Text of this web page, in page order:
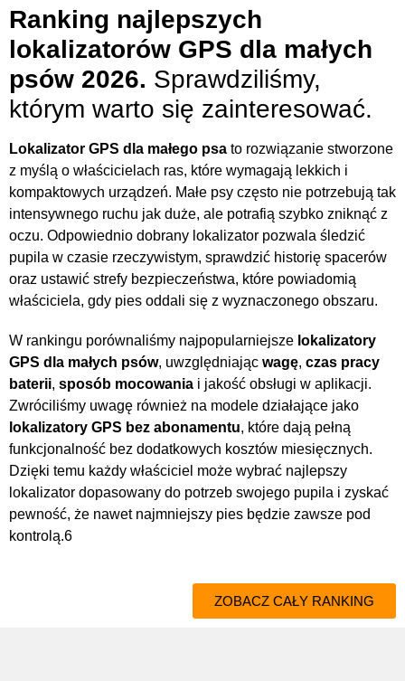
Ranking najlepszych
lokalizatorów GPS dla małych
psów 2026. Sprawdziliśmy,
którym warto się zainteresować.
Lokalizator GPS dla małego psa to rozwiązanie stworzone
z myślą o właścicielach ras, które wymagają lekkich i
kompaktowych urządzeń. Małe psy często nie potrzebują tak
intensywnego ruchu jak duże, ale potrafią szybko zniknąć z
oczu. Odpowiednio dobrany lokalizator pozwala śledzić
pupila w czasie rzeczywistym, sprawdzić historię spacerów
oraz ustawić strefy bezpieczeństwa, które powiadomią
właściciela, gdy pies oddali się z wyznaczonego obszaru.
W rankingu porównaliśmy najpopularniejsze lokalizatory
GPS dla małych psów, uwzględniając wagę, czas pracy
baterii, sposób mocowania i jakość obsługi w aplikacji.
Zwróciliśmy uwagę również na modele działające jako
lokalizatory GPS bez abonamentu, które dają pełną
funkcjonalność bez dodatkowych kosztów miesięcznych.
Dzięki temu każdy właściciel może wybrać najlepszy
lokalizator dopasowany do potrzeb swojego pupila i zyskać
pewność, że nawet najmniejszy pies będzie zawsze pod
kontrolą.6
ZOBACZ CAŁY RANKING